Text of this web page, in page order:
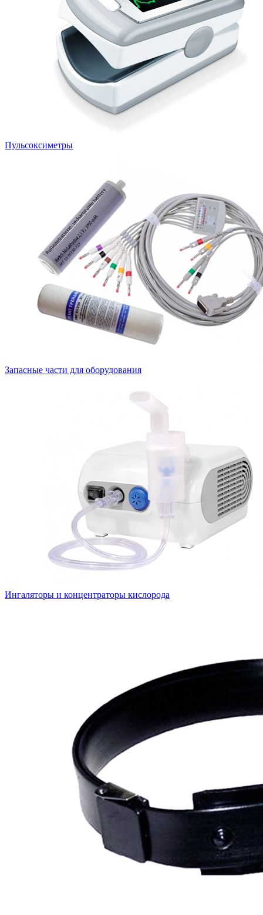
Пульсоксиметры
Запасные части для оборудования
Ингаляторы и концентраторы кислорода